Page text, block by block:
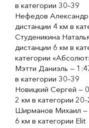
в категории 30–39
Нефедов
дистанции 4 км в
Студеникина
дистанции 6 км в
категории
Мэтти Даниэль —
в категории 30–39
Новицкий Сергей —
2 км в категории
Ширманов Михаил —
6 км в категории Elit